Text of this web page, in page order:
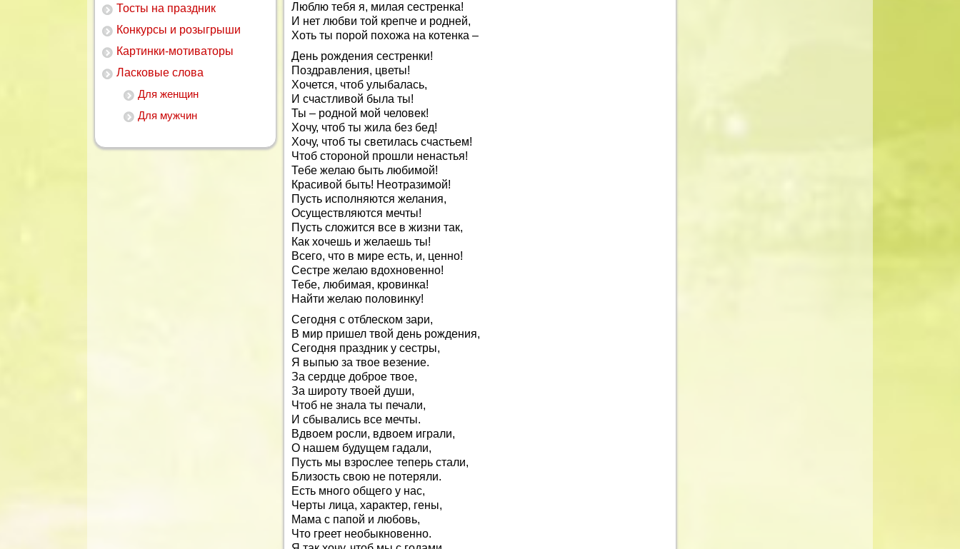
Тосты на праздник
Конкурсы и розыгрыши
Картинки-мотиваторы
Ласковые слова
Для женщин
Для мужчин
Люблю тебя я, милая сестренка!
И нет любви той крепче и родней,
Хоть ты порой похожа на котенка –
День рождения сестренки!
Поздравления, цветы!
Хочется, чтоб улыбалась,
И счастливой была ты!
Ты – родной мой человек!
Хочу, чтоб ты жила без бед!
Хочу, чтоб ты светилась счастьем!
Чтоб стороной прошли ненастья!
Тебе желаю быть любимой!
Красивой быть! Неотразимой!
Пусть исполняются желания,
Осуществляются мечты!
Пусть сложится все в жизни так,
Как хочешь и желаешь ты!
Всего, что в мире есть, и, ценно!
Сестре желаю вдохновенно!
Тебе, любимая, кровинка!
Найти желаю половинку!
Сегодня с отблеском зари,
В мир пришел твой день рождения,
Сегодня праздник у сестры,
Я выпью за твое везение.
За сердце доброе твое,
За широту твоей души,
Чтоб не знала ты печали,
И сбывались все мечты.
Вдвоем росли, вдвоем играли,
О нашем будущем гадали,
Пусть мы взрослее теперь стали,
Близость свою не потеряли.
Есть много общего у нас,
Черты лица, характер, гены,
Мама с папой и любовь,
Что греет необыкновенно.